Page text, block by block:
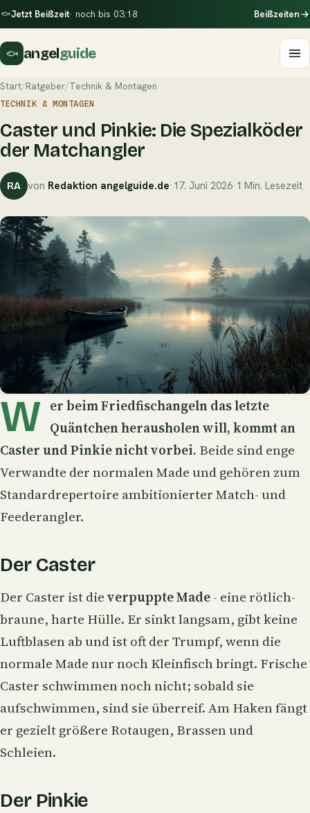
Jetzt Beißzeit· noch bis 03:18 Beißzeiten
angelguide
Start/Ratgeber/Technik & Montagen
TECHNIK & MONTAGEN
Caster und Pinkie: Die Spezialköder
der Matchangler
RA von Redaktion angelguide.de· 17. Juni 2026· 1 Min. Lesezeit
W er beim Friedfischangeln das letzte
Quäntchen herausholen will, kommt an
Caster und Pinkie nicht vorbei. Beide sind enge
Verwandte der normalenMadeund gehören zum
Standardrepertoire ambitionierter Match- und
Feederangler.
Der Caster
Der Caster ist dieverpuppte Made- eine rötlich-
braune, harte Hülle. Er sinkt langsam, gibt keine
Luftblasen ab und ist oft der Trumpf, wenn die
normale Made nur noch Kleinfisch bringt. Frische
Caster schwimmen noch nicht; sobald sie
aufschwimmen, sind sie überreif. Am Haken fängt
er gezielt größere Rotaugen, Brassen und
Schleien.
Der Pinkie